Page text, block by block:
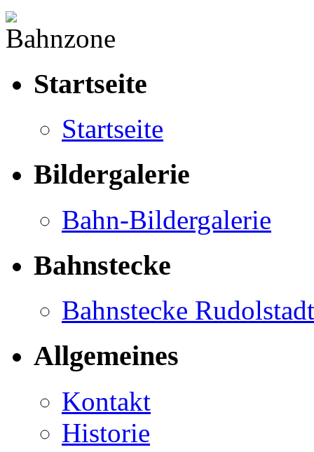
Startseite
Startseite
Bildergalerie
Bahn-Bildergalerie
Bahnstecke
Bahnstecke
Allgemeines
Kontakt
Historie